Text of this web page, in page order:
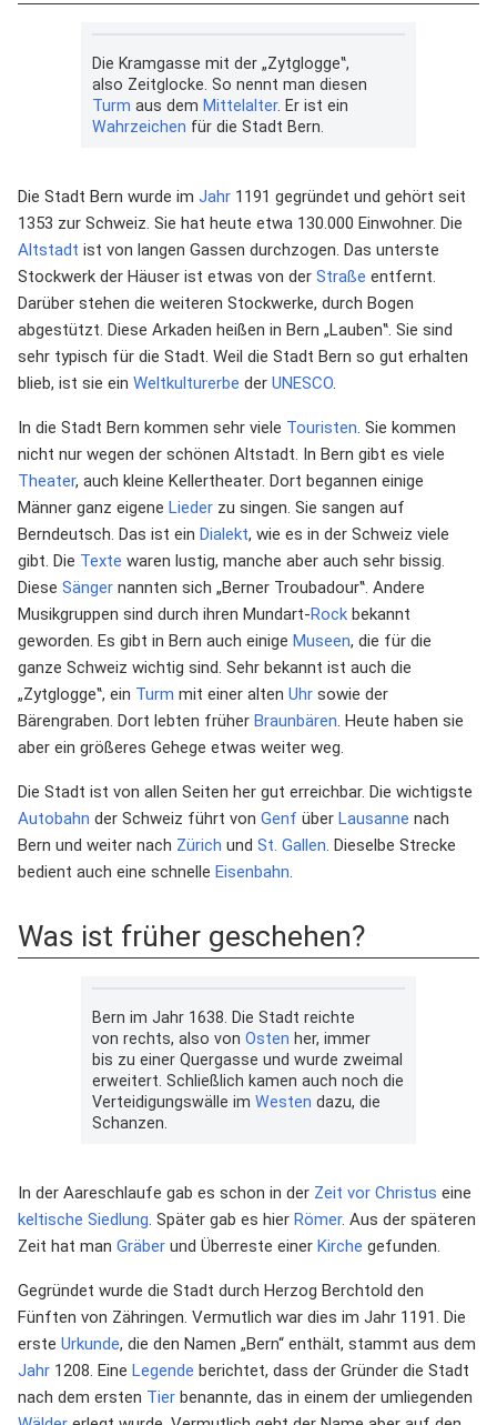
Die Kramgasse mit der „Zytglogge‟,
also Zeitglocke. So nennt man diesen
Turm aus dem Mittelalter. Er ist ein
Wahrzeichen für die Stadt Bern.
Die Stadt Bern wurde im Jahr 1191 gegründet und gehört seit
1353 zur Schweiz. Sie hat heute etwa 130.000 Einwohner. Die
Altstadt ist von langen Gassen durchzogen. Das unterste
Stockwerk der Häuser ist etwas von der Straße entfernt.
Darüber stehen die weiteren Stockwerke, durch Bogen
abgestützt. Diese Arkaden heißen in Bern „Lauben‟. Sie sind
sehr typisch für die Stadt. Weil die Stadt Bern so gut erhalten
blieb, ist sie ein Weltkulturerbe der UNESCO.
In die Stadt Bern kommen sehr viele Touristen. Sie kommen
nicht nur wegen der schönen Altstadt. In Bern gibt es viele
Theater, auch kleine Kellertheater. Dort begannen einige
Männer ganz eigene Lieder zu singen. Sie sangen auf
Berndeutsch. Das ist ein Dialekt, wie es in der Schweiz viele
gibt. Die Texte waren lustig, manche aber auch sehr bissig.
Diese Sänger nannten sich „Berner Troubadour‟. Andere
Musikgruppen sind durch ihren Mundart-Rock bekannt
geworden. Es gibt in Bern auch einige Museen, die für die
ganze Schweiz wichtig sind. Sehr bekannt ist auch die
„Zytglogge‟, ein Turm mit einer alten Uhr sowie der
Bärengraben. Dort lebten früher Braunbären. Heute haben sie
aber ein größeres Gehege etwas weiter weg.
Die Stadt ist von allen Seiten her gut erreichbar. Die wichtigste
Autobahn der Schweiz führt von Genf über Lausanne nach
Bern und weiter nach Zürich und St. Gallen. Dieselbe Strecke
bedient auch eine schnelle Eisenbahn.
Was ist früher geschehen?
Bern im Jahr 1638. Die Stadt reichte
von rechts, also von Osten her, immer
bis zu einer Quergasse und wurde zweimal
erweitert. Schließlich kamen auch noch die
Verteidigungswälle im Westen dazu, die
Schanzen.
In der Aareschlaufe gab es schon in der Zeit vor Christus eine
keltische Siedlung. Später gab es hier Römer. Aus der späteren
Zeit hat man Gräber und Überreste einer Kirche gefunden.
Gegründet wurde die Stadt durch Herzog Berchtold den
Fünften von Zähringen. Vermutlich war dies im Jahr 1191. Die
erste Urkunde, die den Namen „Bern“ enthält, stammt aus dem
Jahr 1208. Eine Legende berichtet, dass der Gründer die Stadt
nach dem ersten Tier benannte, das in einem der umliegenden